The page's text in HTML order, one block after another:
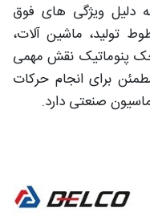
دلیل ویژگی های فوق
تولید، ماشین آلات،
جک پنوماتیک نقش مهمی
برای انجام حرکات
صنعتی دارد.